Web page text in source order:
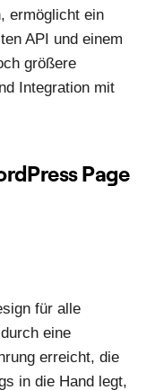
ermöglicht ein
API und einem
größere
Integration mit
Page
für alle
eine
erreicht, die
in die Hand legt,